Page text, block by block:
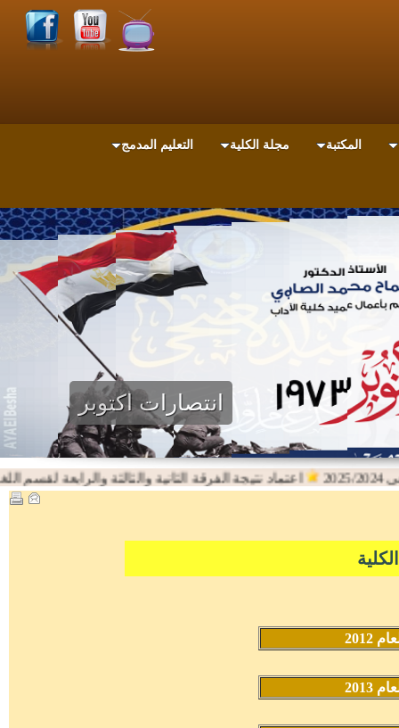
المكتبة مجلة الكلية التعليم المدمج
انتصارات اكتوبر
اعتماد نتيجة الفرقة الثانية والثالثة والرابعة لقسم اللغة